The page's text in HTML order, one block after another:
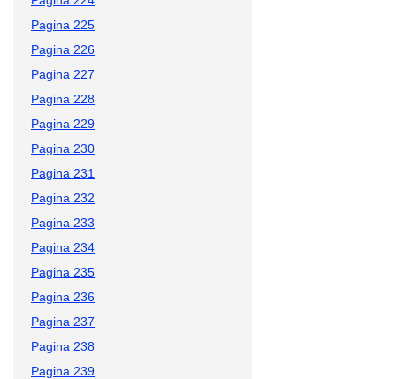
Pagina 225
Pagina 226
Pagina 227
Pagina 228
Pagina 229
Pagina 230
Pagina 231
Pagina 232
Pagina 233
Pagina 234
Pagina 235
Pagina 236
Pagina 237
Pagina 238
Pagina 239